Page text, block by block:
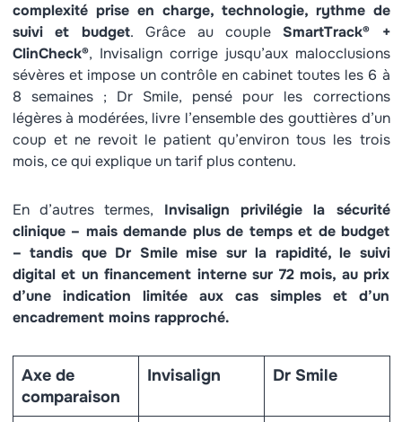
complexité prise en charge, technologie, rythme de
suivi et budget. Grâce au couple SmartTrack® +
ClinCheck®, Invisalign corrige jusqu’aux malocclusions
sévères et impose un contrôle en cabinet toutes les 6 à
8 semaines ; Dr Smile, pensé pour les corrections
légères à modérées, livre l’ensemble des gouttières d’un
coup et ne revoit le patient qu’environ tous les trois
mois, ce qui explique un tarif plus contenu.
En d’autres termes, Invisalign privilégie la sécurité
clinique – mais demande plus de temps et de budget
– tandis que Dr Smile mise sur la rapidité, le suivi
digital et un financement interne sur 72 mois, au prix
d’une indication limitée aux cas simples et d’un
encadrement moins rapproché.
Axe de
comparaison
Invisalign Dr Smile